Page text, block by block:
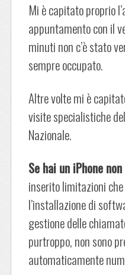
Mi è capitato proprio
appuntamento con il
minuti non c’è stato
sempre occupato.
Altre volte mi è
visite specialistiche
Nazionale.
Se hai un iPhone
inserito limitazioni
l’installazione di
gestione delle
purtroppo, non sono
automaticamente